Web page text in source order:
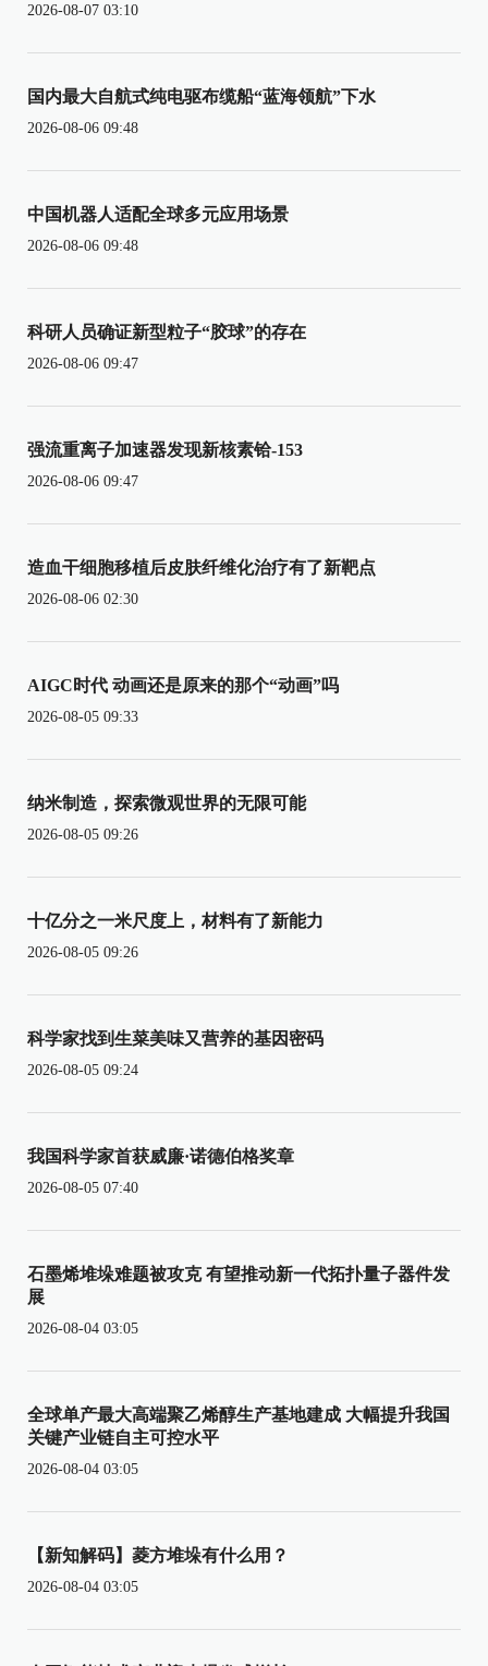
2026-08-07 03:10
国内最大自航式纯电驱布缆船“蓝海领航”下水
2026-08-06 09:48
中国机器人适配全球多元应用场景
2026-08-06 09:48
科研人员确证新型粒子“胶球”的存在
2026-08-06 09:47
强流重离子加速器发现新核素铪-153
2026-08-06 09:47
造血干细胞移植后皮肤纤维化治疗有了新靶点
2026-08-06 02:30
AIGC时代 动画还是原来的那个“动画”吗
2026-08-05 09:33
纳米制造，探索微观世界的无限可能
2026-08-05 09:26
十亿分之一米尺度上，材料有了新能力
2026-08-05 09:26
科学家找到生菜美味又营养的基因密码
2026-08-05 09:24
我国科学家首获威廉·诺德伯格奖章
2026-08-05 07:40
石墨烯堆垛难题被攻克 有望推动新一代拓扑量子器件发
展
2026-08-04 03:05
全球单产最大高端聚乙烯醇生产基地建成 大幅提升我国
关键产业链自主可控水平
2026-08-04 03:05
【新知解码】菱方堆垛有什么用？
2026-08-04 03:05